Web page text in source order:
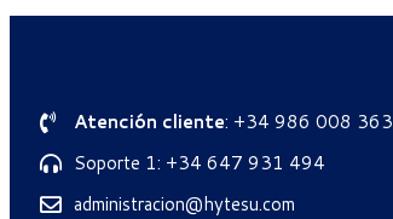
Atención cliente: +34 986 008 363
Soporte 1: +34 647 931 494
administracion@hytesu.com